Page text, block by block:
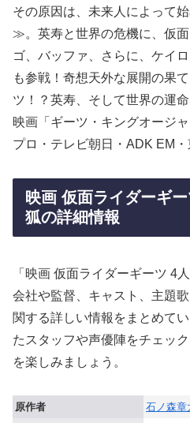
その原因は、未来人によって
≫。英寿と世界の危機に、仮
ゴ、バッファ、さらに、ケイ
も参戦！奇想天外な展開の果
ツ！？英寿、そして世界の運
映画「ギーツ・キングオージ
プロ・テレビ朝日・ADK EM・
映画 仮面ライダーギ
狐の詳細情報
「映画 仮面ライダーギーツ 4
会社や監督、キャスト、主題
関する詳しい情報をまとめて
たスタッフや声優陣をチェッ
を楽しみましょう。
原作者
石ノ森章